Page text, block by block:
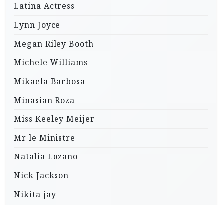
Latina Actress
Lynn Joyce
Megan Riley Booth
Michele Williams
Mikaela Barbosa
Minasian Roza
Miss Keeley Meijer
Mr le Ministre
Natalia Lozano
Nick Jackson
Nikita jay